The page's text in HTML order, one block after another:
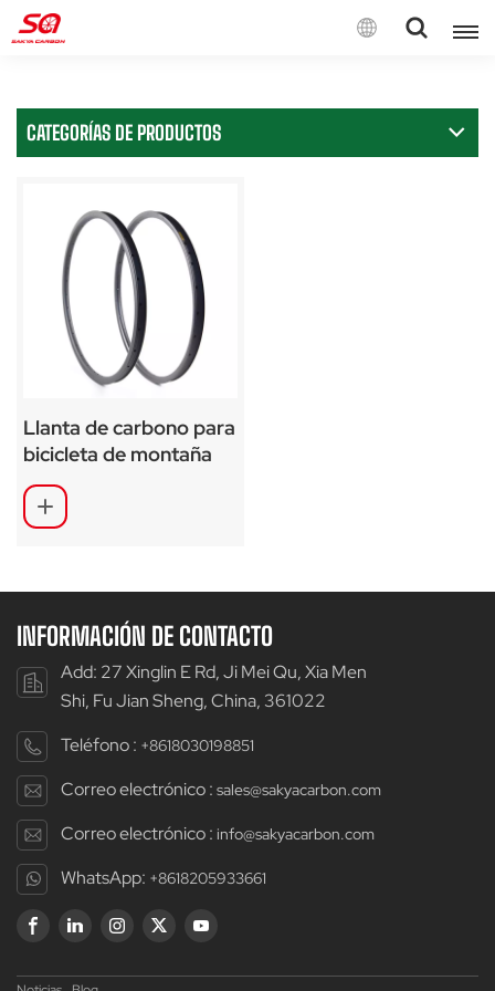
Español
CATEGORÍAS DE PRODUCTOS
Llanta de carbono para
bicicleta de montaña
27,5" (650B) Llanta
MTB simétrica
asimétrica
INFORMACIÓN DE CONTACTO
Add: 27 Xinglin E Rd, Ji Mei Qu, Xia Men
Shi, Fu Jian Sheng, China, 361022
Teléfono : +8618030198851
Correo electrónico : sales@sakyacarbon.com
Correo electrónico : info@sakyacarbon.com
WhatsApp: +8618205933661